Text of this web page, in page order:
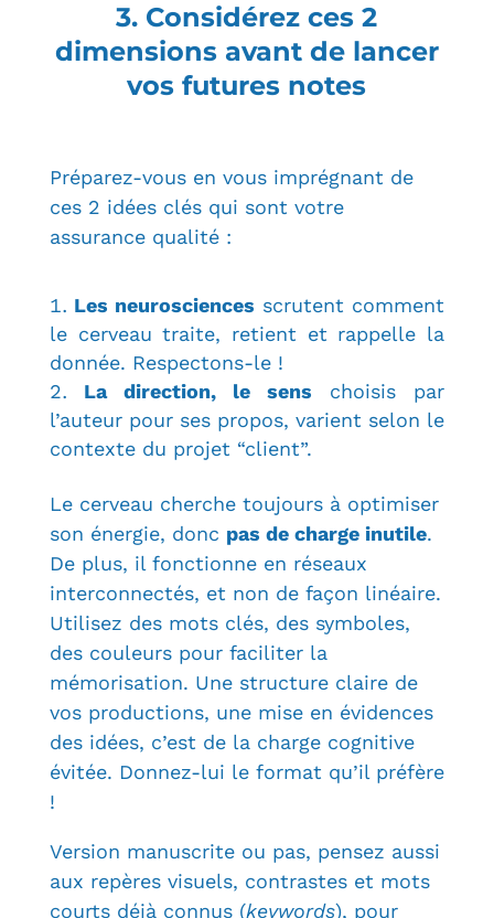
3. Considérez ces 2
dimensions avant de lancer
vos futures notes
Préparez-vous en vous imprégnant de
ces 2 idées clés qui sont votre
assurance qualité :
Les neurosciences scrutent comment
le cerveau traite, retient et rappelle la
donnée. Respectons-le !
La direction, le sens choisis par
l’auteur pour ses propos, varient selon le
contexte du projet “client”.
Le cerveau cherche toujours à optimiser
son énergie, donc pas de charge inutile.
De plus, il fonctionne en réseaux
interconnectés, et non de façon linéaire.
Utilisez des mots clés, des symboles,
des couleurs pour faciliter la
mémorisation. Une structure claire de
vos productions, une mise en évidences
des idées, c’est de la charge cognitive
évitée. Donnez-lui le format qu’il préfère
!
Version manuscrite ou pas, pensez aussi
aux repères visuels, contrastes et mots
courts déjà connus (keywords), pour